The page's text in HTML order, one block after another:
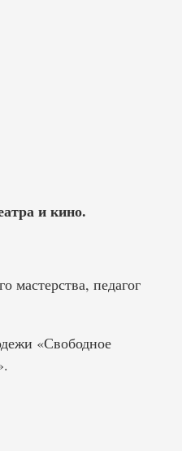
и кино.
мастерства, педагог
«Свободное